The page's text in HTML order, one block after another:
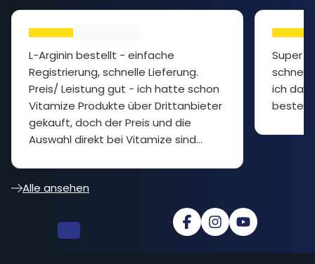
L-Arginin bestellt - einfache
Registrierung, schnelle Lieferung.
Preis/ Leistung gut - ich hatte schon
Vitamize Produkte über Drittanbieter
gekauft, doch der Preis und die
Auswahl direkt bei Vitamize sind
Super
ich das
Alle ansehen